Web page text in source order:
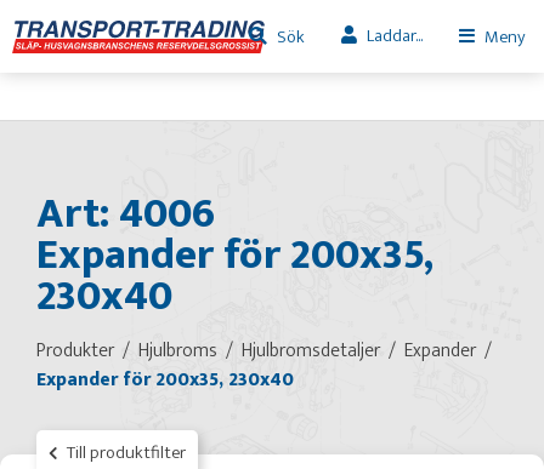
Sök Laddar... Meny
Art: 4006
Expander för 200x35,
230x40
Produkter Hjulbroms Hjulbromsdetaljer
Expander
Expander för 200x35, 230x40
Till produktfilter